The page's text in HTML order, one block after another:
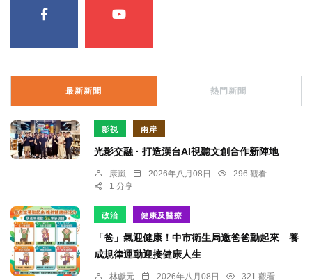
最新新聞 熱門新聞
影視 兩岸
光影交融 · 打造漢台AI視聽文創合作新陣地
康嵐 2026年八月08日
296 觀看
1 分享
政治 健康及醫療
「爸」氣迎健康！中市衛生局邀爸爸動起來 養
成規律運動迎接健康人生
林獻元 2026年八月08日 321 觀看